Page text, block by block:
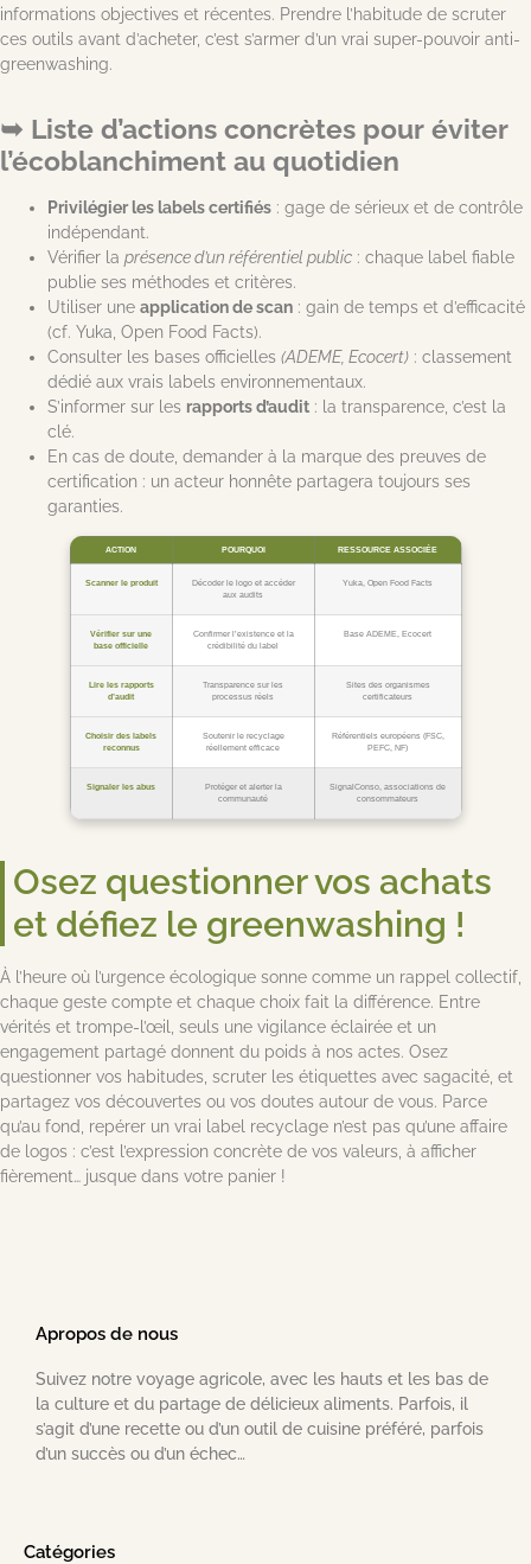
informations objectives et récentes. Prendre l’habitude de scruter
ces outils avant d’acheter, c’est s’armer d’un vrai super-pouvoir anti-
greenwashing.
Liste d’actions concrètes pour éviter
l’écoblanchiment au quotidien
Privilégier les labels certifiés : gage de sérieux et de contrôle
indépendant.
Vérifier la présence d’un référentiel public : chaque label fiable
publie ses méthodes et critères.
Utiliser une application de scan : gain de temps et d’efficacité
(cf. Yuka, Open Food Facts).
Consulter les bases officielles (ADEME, Ecocert) : classement
dédié aux vrais labels environnementaux.
S’informer sur les rapports d’audit : la transparence, c’est la
clé.
En cas de doute, demander à la marque des preuves de
certification : un acteur honnête partagera toujours ses
garanties.
ACTION POURQUOI RESSOURCE ASSOCIÉE
Scanner le produit
Décoder le logo et accéder
aux audits
Yuka, Open Food Facts
Vérifier sur une
base officielle
Confirmer l’existence et la
crédibilité du label
Base ADEME, Ecocert
Lire les rapports
d’audit
Transparence sur les
processus réels
Sites des organismes
certificateurs
Choisir des labels
reconnus
Soutenir le recyclage
réellement efficace
Référentiels européens (FSC,
PEFC, NF)
Signaler les abus
Protéger et alerter la
communauté
SignalConso, associations de
consommateurs
Osez questionner vos achats
et défiez le greenwashing !
À l’heure où l’urgence écologique sonne comme un rappel collectif,
chaque geste compte et chaque choix fait la différence. Entre
vérités et trompe-l’œil, seuls une vigilance éclairée et un
engagement partagé donnent du poids à nos actes. Osez
questionner vos habitudes, scruter les étiquettes avec sagacité, et
partagez vos découvertes ou vos doutes autour de vous. Parce
qu’au fond, repérer un vrai label recyclage n’est pas qu’une affaire
de logos : c’est l’expression concrète de vos valeurs, à afficher
fièrement… jusque dans votre panier !
Apropos de nous
Suivez notre voyage agricole, avec les hauts et les bas de
la culture et du partage de délicieux aliments. Parfois, il
s’agit d’une recette ou d’un outil de cuisine préféré, parfois
d’un succès ou d’un échec…
Catégories